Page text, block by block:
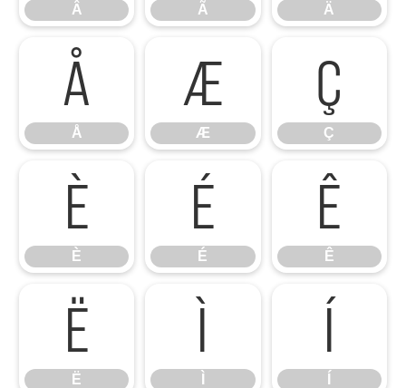
Â Ã Ä
Å
Å
Æ
Æ
Ç
Ç
È
È
É
É
Ê
Ê
Ë
Ë
Ì Í